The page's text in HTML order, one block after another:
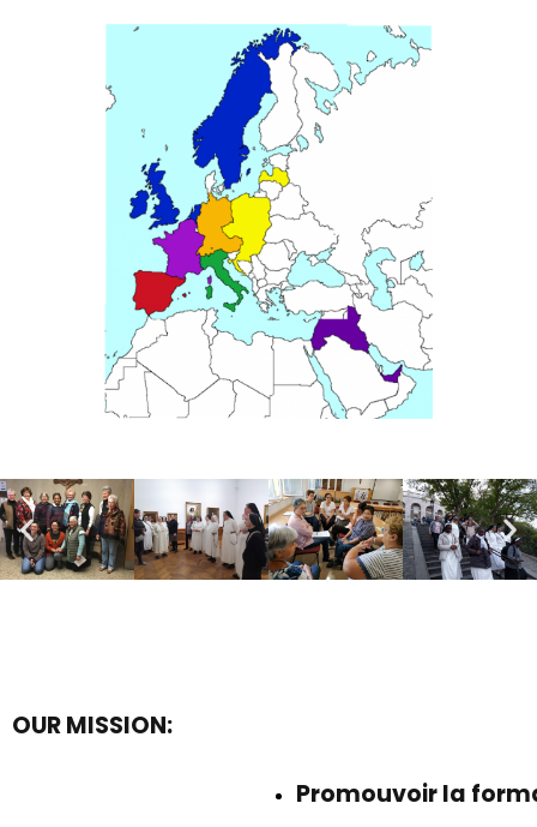
OUR MISSION:
Promouvoir la